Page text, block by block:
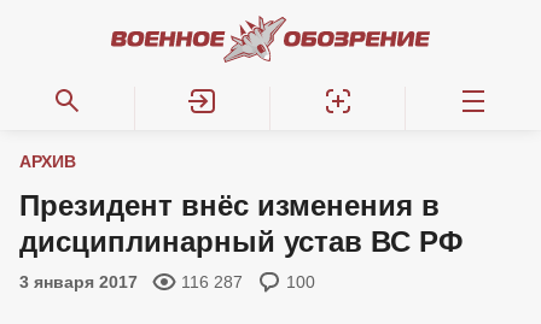
АРХИВ
Президент внёс изменения в
дисциплинарный устав ВС РФ
3 января 2017 116 287 100